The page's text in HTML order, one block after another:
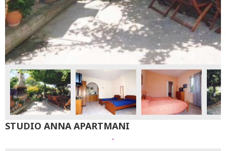
STUDIO ANNA APARTMANI
-